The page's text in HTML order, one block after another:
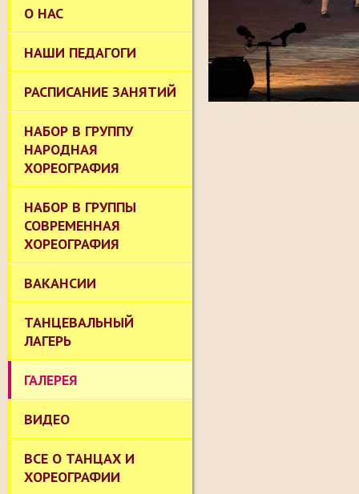
О НАС
НАШИ ПЕДАГОГИ
РАСПИСАНИЕ ЗАНЯТИЙ
НАБОР В ГРУППУ
НАРОДНАЯ
ХОРЕОГРАФИЯ
НАБОР В ГРУППЫ
СОВРЕМЕННАЯ
ХОРЕОГРАФИЯ
ВАКАНСИИ
ТАНЦЕВАЛЬНЫЙ
ЛАГЕРЬ
ГАЛЕРЕЯ
ВИДЕО
ВСЕ О ТАНЦАХ И
ХОРЕОГРАФИИ